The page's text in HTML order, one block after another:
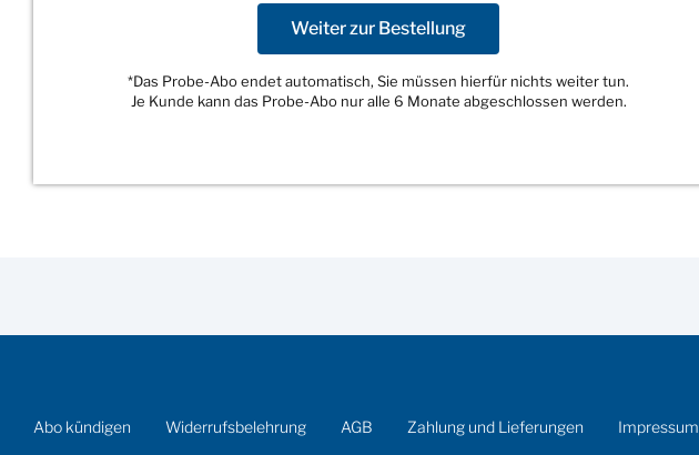
Weiter zur Bestellung
*Das Probe-Abo endet automatisch, Sie müssen hierfür nichts weiter tun.
Je Kunde kann das Probe-Abo nur alle 6 Monate abgeschlossen werden.
Abo kündigen Widerrufsbelehrung AGB Zahlung und Lieferungen Impressum